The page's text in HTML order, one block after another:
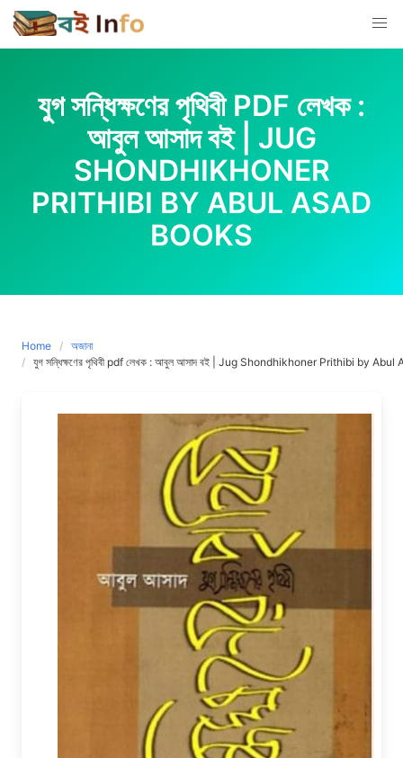
Skip
to
content
যুগ সন্ধিক্ষণের পৃথিবী PDF লেখক :
আবুল আসাদ বই | JUG
SHONDHIKHONER
PRITHIBI BY ABUL ASAD
BOOKS
Home
অজানা
যুগ সন্ধিক্ষণের পৃথিবী pdf লেখক : আবুল আসাদ বই | Jug Shondhikhoner Prithibi by